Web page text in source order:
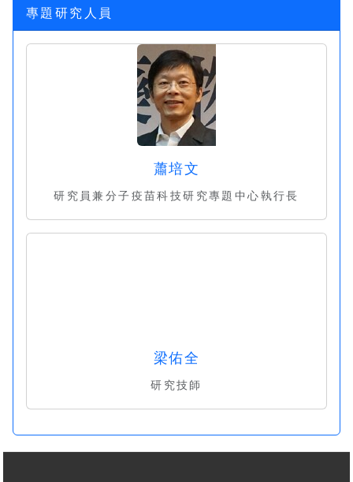
專題研究人員
蕭培文
研究員兼分子疫苗科技研究專題中心執行長
梁佑全
研究技師